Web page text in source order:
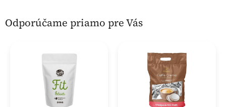
Odporúčame priamo pre Vás